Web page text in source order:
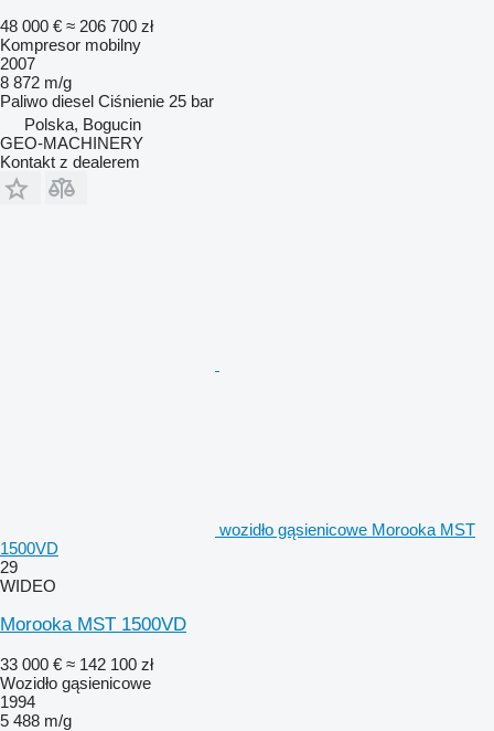
48 000 € ≈ 206 700 zł
Kompresor mobilny
2007
8 872 m/g
Paliwo diesel Ciśnienie 25 bar
Polska, Bogucin
GEO-MACHINERY
Kontakt z dealerem
wozidło gąsienicowe Morooka MST
1500VD
29
WIDEO
Morooka MST 1500VD
33 000 € ≈ 142 100 zł
Wozidło gąsienicowe
1994
5 488 m/g